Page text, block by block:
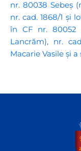
nr. 80038 Sebeș
nr. cad. 1868/1 și
în CF nr. 80052
Lancrăm), nr.
Macarie Vasile și